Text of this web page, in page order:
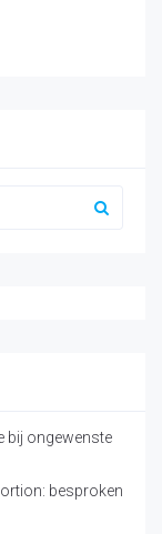
bij ongewenste
besproken